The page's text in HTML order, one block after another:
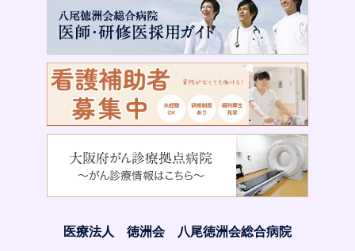
医療法人 徳洲会 八尾徳洲会総合病院